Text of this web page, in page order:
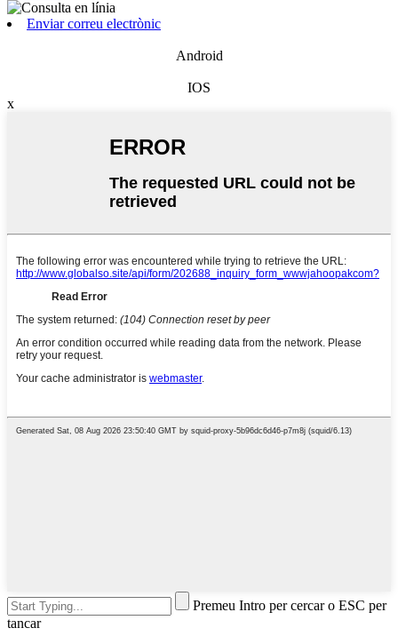
Enviar correu electrònic
Android
IOS
x
Premeu Intro per cercar o ESC per
tancar